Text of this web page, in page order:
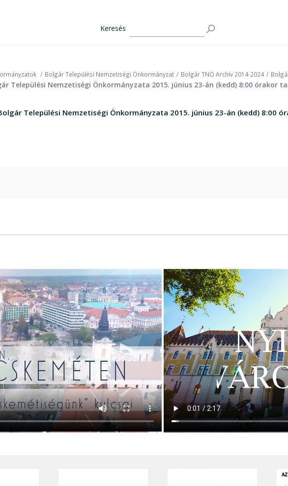
Keresés
Bolgár Települési Nemzetiségi Önkormányzat Bolgár TNÖ Archív 2014-2024
Települési Nemzetiségi Önkormányzata 2015. június 23-án (kedd) 8:00 órakor
Települési Nemzetiségi Önkormányzata 2015. június 23-án (kedd) 8:00